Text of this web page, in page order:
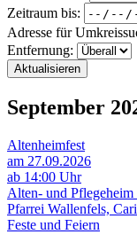
Zeitraum bis:
Adresse für
Entfernung:
Aktualisieren
September
Altenheimfest
am 27.09.2026
ab 14:00 Uhr
Alten- und
Pfarrei Wallenfels,
Feste und Feiern